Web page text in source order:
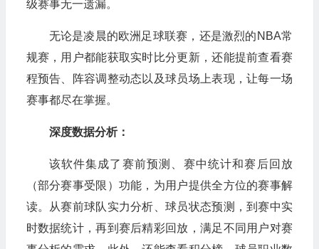
级赛事无一遗漏。
无论是凌晨的欧洲足球联赛，还是激烈的NBA常
规赛，用户都能获取实时比分更新，还能提前查看赛
程预告、阵容调整动态以及球员场上表现，让每一场
赛事都尽在掌握。
深度数据分析：
该软件集成了赛前预测、赛中统计和赛后回放
（部分赛事受限）功能，为用户提供全方位的赛事解
读。从赛前球队实力分析、球员状态预测，到赛中实
时数据统计，再到赛后精彩回放，满足不同用户对赛